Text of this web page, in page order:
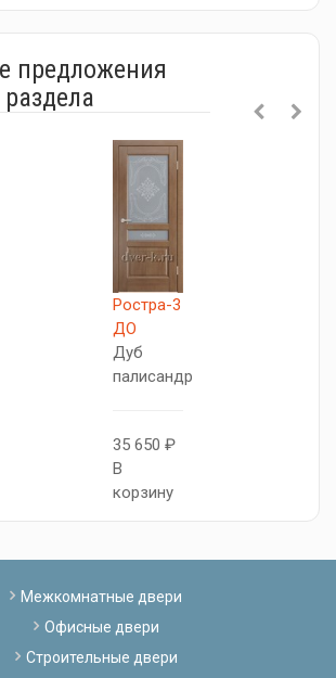
предложения
раздела
Ростра-3
ДО
Дуб
палисандр
35 650 ₽
В
корзину
Межкомнатные двери
Офисные двери
Строительные двери